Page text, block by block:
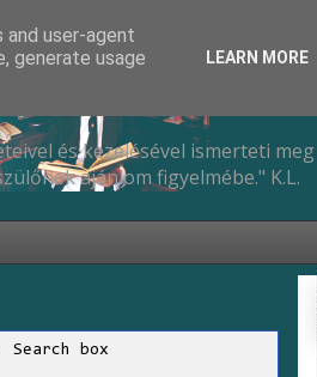
és kezelésével ismerteti meg
ajánlom figyelmébe." K.L.
box
user-agent
generate usage
LEARN MORE